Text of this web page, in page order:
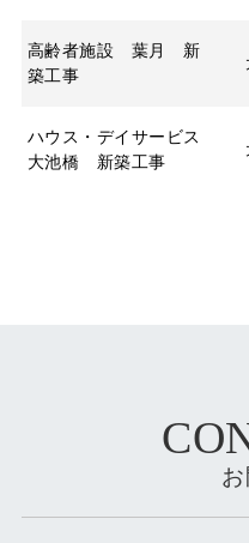
高齢者施設 葉月 新
築工事
ハウス・デイサービス
大池橋 新築工事